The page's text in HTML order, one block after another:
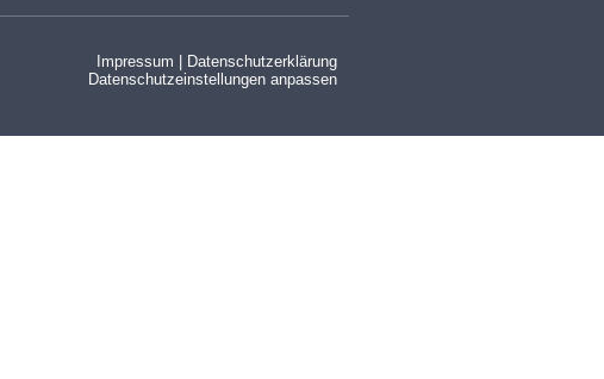
Impressum | Datenschutzerklärung
Datenschutzeinstellungen anpassen